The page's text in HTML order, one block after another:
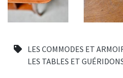
LES COMMODES ET
LES TABLES ET